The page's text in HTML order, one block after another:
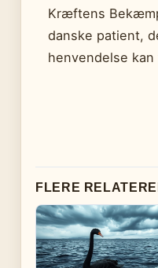
Kræftens
danske patient,
henvendelse
FLERE